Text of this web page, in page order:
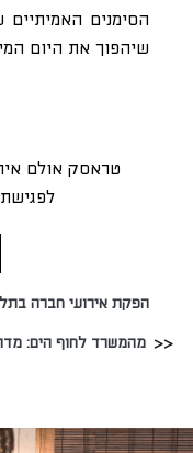
הסימנים
שיהפוך את היום
טראסק אולם
הפקת אירועי חברה
מהמשרד לחוף הים: